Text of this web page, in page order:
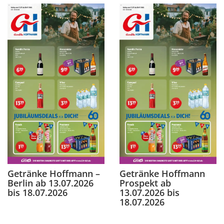
Getränke Hoffmann –
Berlin ab 13.07.2026
bis 18.07.2026
Getränke Hoffmann
Prospekt ab
13.07.2026 bis
18.07.2026